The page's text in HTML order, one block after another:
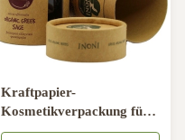
Kraftpapier-
Kosmetikverpackung für
ätherisches CBD-Öl Bio-